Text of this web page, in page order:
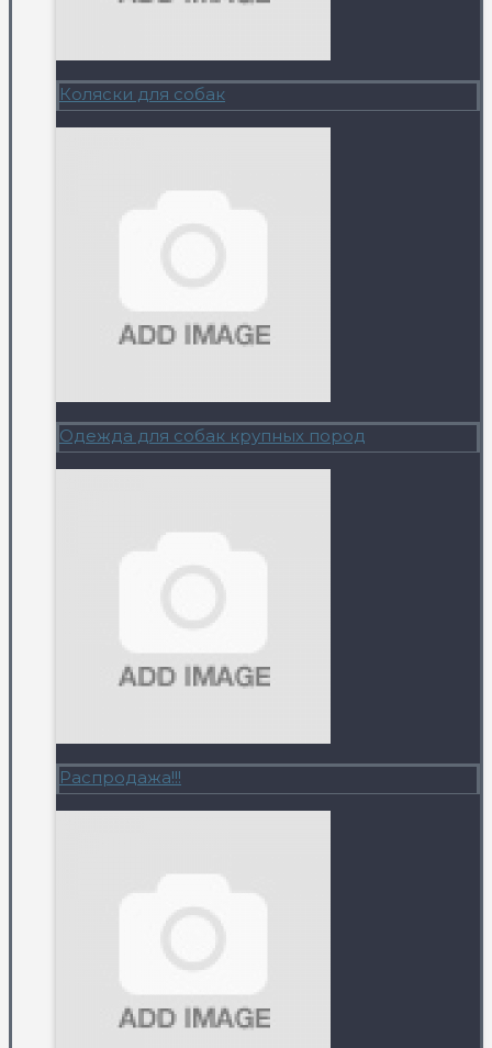
Коляски для собак
Одежда для собак крупных пород
Распродажа!!!